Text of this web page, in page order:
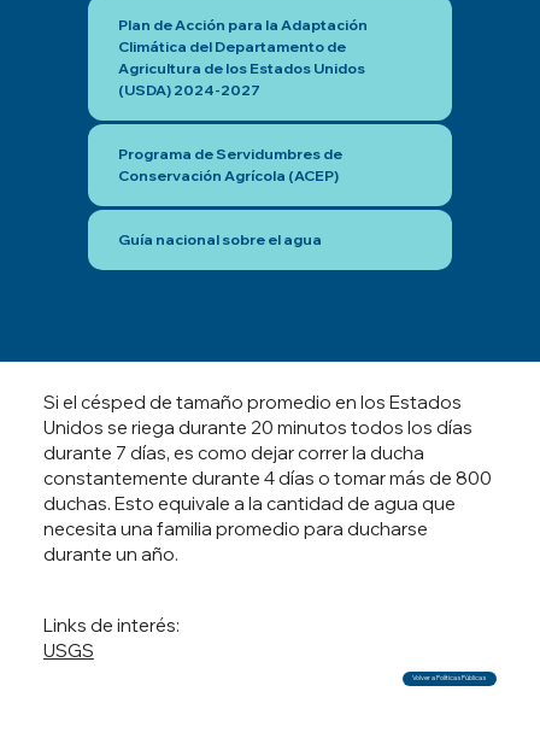
Plan de Acción para la Adaptación
Climática del Departamento de
Agricultura de los Estados Unidos
(USDA) 2024-2027
Programa de Servidumbres de
Conservación Agrícola (ACEP)
Guía nacional sobre el agua
Si el césped de tamaño promedio en los Estados
Unidos se riega durante 20 minutos todos los días
durante 7 días, es como dejar correr la ducha
constantemente durante 4 días o tomar más de 800
duchas. Esto equivale a la cantidad de agua que
necesita una familia promedio para ducharse
durante un año.
Links de interés:
USGS
Volver a Políticas Públicas